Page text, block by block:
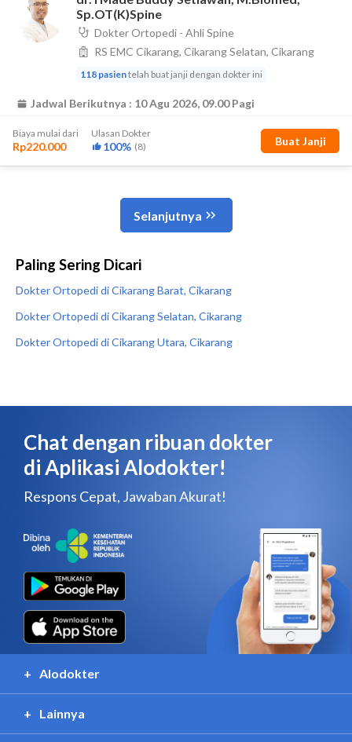
Paling Sering Dicari
Dokter Ortopedi di Cikarang Barat, Cikarang
Dokter Ortopedi di Cikarang Selatan, Cikarang
Dokter Ortopedi di Cikarang Utara, Cikarang